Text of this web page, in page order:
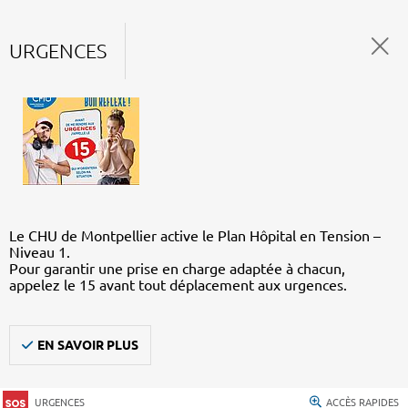
URGENCES
Le CHU de Montpellier active le Plan Hôpital en Tension –
Niveau 1.
Pour garantir une prise en charge adaptée à chacun,
appelez le 15 avant tout déplacement aux urgences.
EN SAVOIR PLUS
URGENCES ACCÈS RAPIDES